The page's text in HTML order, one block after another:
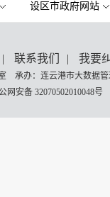
设区市政府网站
| 联系我们 | 我要
承办：连云港市大数据
网安备 32070502010048号